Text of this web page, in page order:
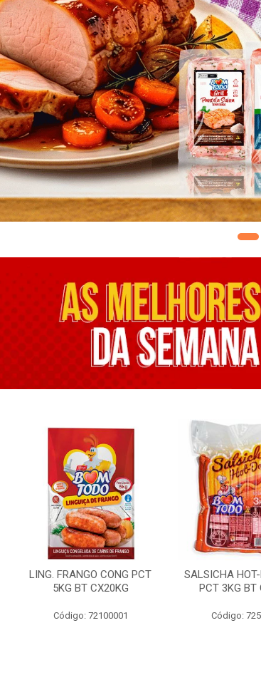
LING. FRANGO CONG PCT
5KG BT CX20KG
Código: 72100001
SALSICHA
PCT 3KG BT
Código: